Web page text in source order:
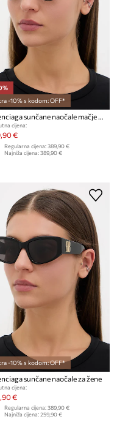
-10% s kodom: OFF*
Balenciaga sunčane naočale mačje oči za žene
cijena:
€
Regularna cijena:389,90 €
Najniža cijena:389,90 €
-10% s kodom: OFF*
sunčane naočale za žene
cijena:
€
Regularna cijena:389,90 €
Najniža cijena:259,90 €